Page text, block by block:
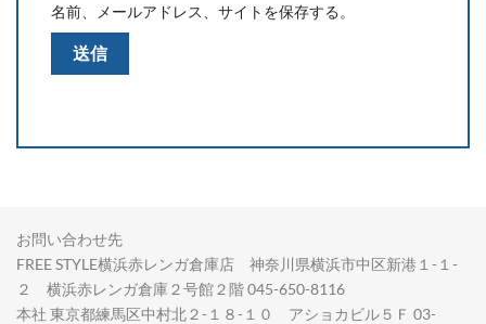
名前、メールアドレス、サイトを保存する。
お問い合わせ先
FREE STYLE横浜赤レンガ倉庫店 神奈川県横浜市中区新港１-１-
２ 横浜赤レンガ倉庫２号館２階 045-650-8116
本社 東京都練馬区中村北２-１８-１０ アショカビル５Ｆ 03-